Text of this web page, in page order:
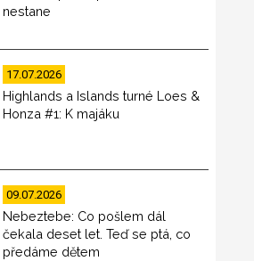
nestane
17.07.2026
Highlands a Islands turné Loes &
Honza #1: K majáku
09.07.2026
Nebeztebe: Co pošlem dál
čekala deset let. Teď se ptá, co
předáme dětem